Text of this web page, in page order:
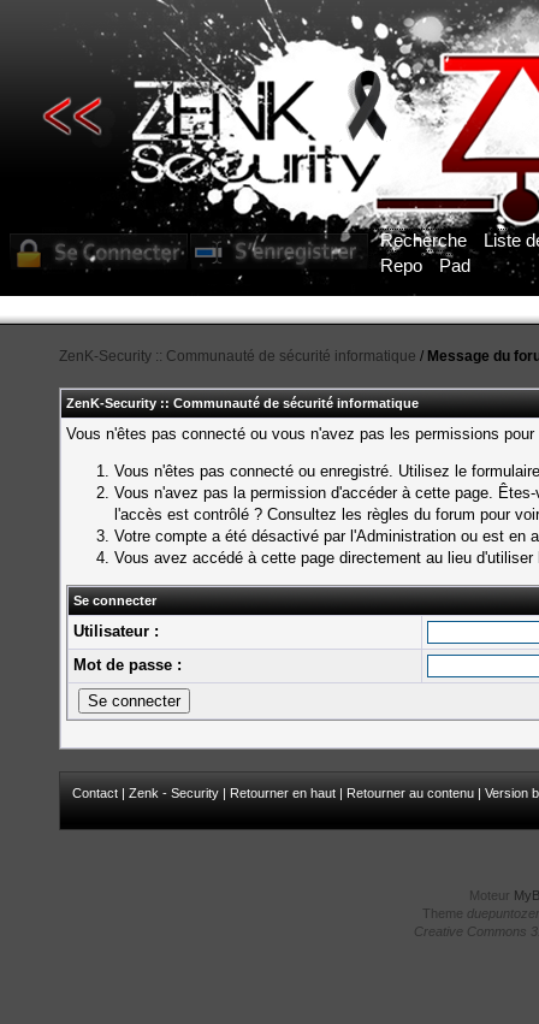
Recherche
Liste
Repo
Pad
ZenK-Security :: Communauté de sécurité informatique / Message du
ZenK-Security :: Communauté de sécurité informatique
Vous n'êtes pas connecté ou vous n'avez pas les permissions
Vous n'êtes pas connecté ou enregistré. Utilisez le
Vous n'avez pas la permission d'accéder à cette page.
l'accès est contrôlé ? Consultez les règles du forum pour
Votre compte a été désactivé par l'Administration ou est en
Vous avez accédé à cette page directement au lieu
Se connecter
Utilisateur :
Mot de passe :
Contact | Zenk - Security | Retourner en haut | Retourner au contenu | Version
Moteur
Theme
Creative Commons